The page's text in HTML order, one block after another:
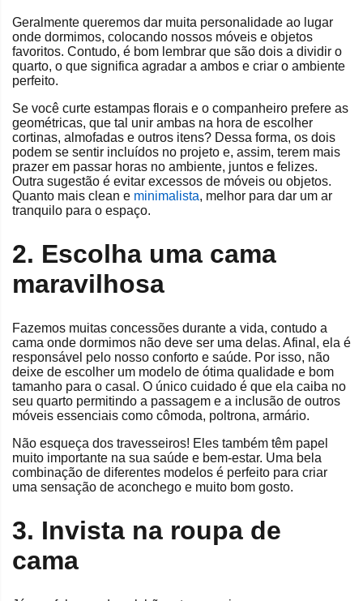
Geralmente queremos dar muita personalidade ao lugar
onde dormimos, colocando nossos móveis e objetos
favoritos. Contudo, é bom lembrar que são dois a dividir o
quarto, o que significa agradar a ambos e criar o ambiente
perfeito.
Se você curte estampas florais e o companheiro prefere as
geométricas, que tal unir ambas na hora de escolher
cortinas, almofadas e outros itens? Dessa forma, os dois
podem se sentir incluídos no projeto e, assim, terem mais
prazer em passar horas no ambiente, juntos e felizes.
Outra sugestão é evitar excessos de móveis ou objetos.
Quanto mais clean e minimalista, melhor para dar um ar
tranquilo para o espaço.
2. Escolha uma cama
maravilhosa
Fazemos muitas concessões durante a vida, contudo a
cama onde dormimos não deve ser uma delas. Afinal, ela é
responsável pelo nosso conforto e saúde. Por isso, não
deixe de escolher um modelo de ótima qualidade e bom
tamanho para o casal. O único cuidado é que ela caiba no
seu quarto permitindo a passagem e a inclusão de outros
móveis essenciais como cômoda, poltrona, armário.
Não esqueça dos travesseiros! Eles também têm papel
muito importante na sua saúde e bem-estar. Uma bela
combinação de diferentes modelos é perfeito para criar
uma sensação de aconchego e muito bom gosto.
3. Invista na roupa de
cama